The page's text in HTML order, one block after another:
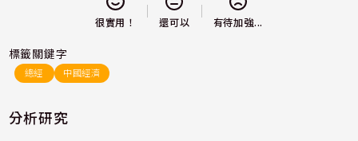
很實用！ 還可以 有待加強...
標籤關鍵字
總經 中國經濟
分析研究